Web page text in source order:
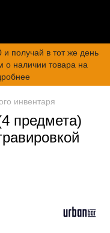
и получай в тот же день
о наличии товара на
инвентаря
предмета)